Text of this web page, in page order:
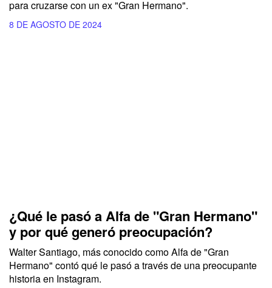
para cruzarse con un ex "Gran Hermano".
8 DE AGOSTO DE 2024
¿Qué le pasó a Alfa de "Gran Hermano"
y por qué generó preocupación?
Walter Santiago, más conocido como Alfa de "Gran
Hermano" contó qué le pasó a través de una preocupante
historia en Instagram.